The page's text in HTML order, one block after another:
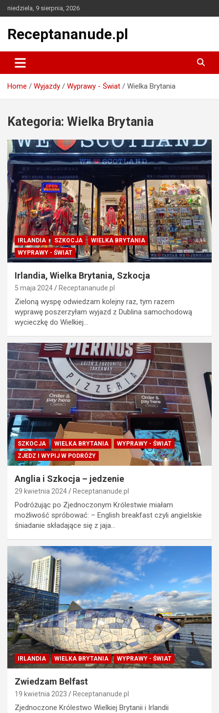
Skip
to
niedziela, 9 sierpnia, 2026
Receptananude.pl
Home Wyjazdy Wyprawy - Świat Wielka Brytania
Kategoria: Wielka Brytania
IRLANDIA SZKOCJA
WIELKA BRYTANIA
WYPRAWY - ŚWIAT
Irlandia, Wielka Brytania, Szkocja
5 maja 2024 Receptananude.pl
Zieloną wyspę odwiedzam kolejny raz, tym razem
wyprawę poszerzyłam wyjazd z Dublina samochodową
wycieczkę do Wielkiej…
SZKOCJA WIELKA BRYTANIA
WYPRAWY - ŚWIAT
ZJEDZ I WYPIJ W PODRÓŻY
Anglia i Szkocja – jedzenie
29 kwietnia 2024 Receptananude.pl
Podróżując po Zjednoczonym Królestwie miałam
możliwość spróbować: – English breakfast czyli angielskie
śniadanie składające się z jaja…
IRLANDIA WIELKA BRYTANIA WYPRAWY - ŚWIAT
Zwiedzam Belfast
19 kwietnia 2023 Receptananude.pl
Zjednoczone Królestwo Wielkiej Brytanii i Irlandii